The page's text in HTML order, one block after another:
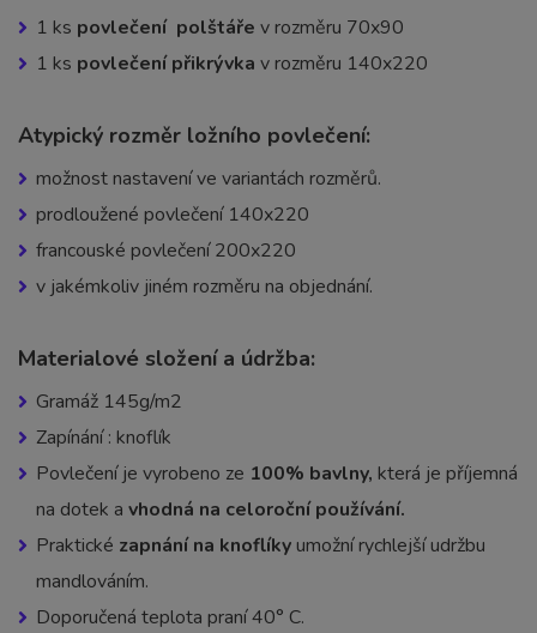
1 ks povlečení polštáře v rozměru 70x90
1 ks povlečení přikrývka v rozměru 140x220
Atypický rozměr ložního povlečení:
možnost nastavení ve variantách rozměrů.
prodloužené povlečení 140x220
francouské povlečení 200x220
v jakémkoliv jiném rozměru na objednání.
Materialové složení a údržba:
Gramáž 145g/m2
Zapínání : knoflík
Povlečení je vyrobeno ze 100% bavlny, která je příjemná
na dotek a vhodná na celoroční používání.
Praktické zapnání na knoflíkyumožní rychlejší udržbu
mandlováním.
Doporučená teplota praní 40° C.